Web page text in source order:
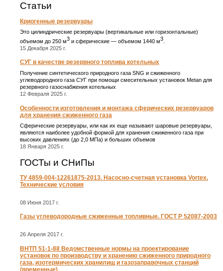
Статьи
Криогенные резервуары
Это цилиндрические резервуары (вертикальные или горизонтальные)
объемом до 250 м3 и сферические ― объемом 1440 м3
15 Декабря 2025 г.
СУГ в качестве резервного топлива котельных
Получение синтетического природного газа SNG и сжиженного
углеводородного газа СУГ при помощи смесительных установок Metan для
резервного газоснабжения котельных
12 Февраля 2025 г.
Особенности изготовления и монтажа сферических резервуаров
для хранения сжиженного газа
Сферические резервуары, или как их еще называют шаровые резервуары,
являются наиболее удобной формой для хранения сжиженного газа при
высоких давлениях (до 2,0 МПа) и больших объемов
18 Января 2025 г.
ГОСТы и СНиПы
ТУ 4859-004-12261875-2013. Насосно-счетная установка Vortex.
Технические условия
08 Июня 2017 г.
Газы углеводородные сжиженные топливные. ГОСТ Р 52087-2003
26 Апреля 2017 г.
ВНТП 51-1-88 Ведомственные нормы на проектирование
установок по производству и хранению сжиженного природного
газа, изотермических хранилищ и газозаправочных станций
(временные)